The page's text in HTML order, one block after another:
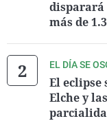
disparará
más de
EL DÍA SE
El eclipse
Elche y